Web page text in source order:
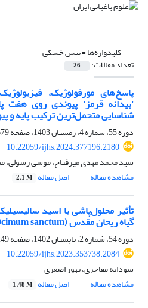
کلیدواژه‌ها =تنش خشکی
تعداد مقالات: 26
پاسخ‌های مورفولوژیک،
'بیدانه قرمز' پیوندی روی
شناسایی متحمل‌ترین ترکیب پایه و
دوره 55، شماره 4، زمستان 1403، صفحه
697
10.22059/ijhs.2024.377196.2180
سید محمد مهدی میرفتاح، موسی رسولی،
مشاهده مقاله
اصل مقاله 2.1 M
تأثیر محلول‌پاشی با اسید
گیاه ریحان مقدس (Ocimum sanctum)
دوره 54، شماره 2، تابستان 1402، صفحه
267
10.22059/ijhs.2023.353738.2084
سودابه مفاخری، بهور اصغری
مشاهده مقاله
اصل مقاله 1.48 M